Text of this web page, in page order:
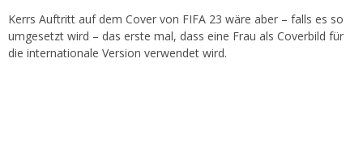
Kerrs Auftritt auf dem Cover von FIFA 23 wäre aber – falls es so
umgesetzt wird – das erste mal, dass eine Frau als Coverbild für
die internationale Version verwendet wird.